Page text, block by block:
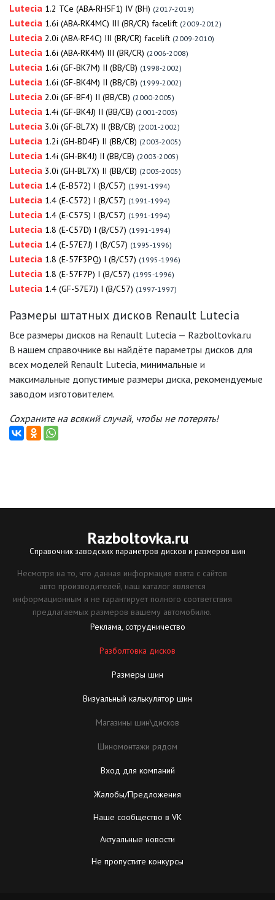
Lutecia 1.2 TCe (ABA-RH5F1) IV (BH) (2017-2019)
Lutecia 1.6i (ABA-RK4MC) III (BR/CR) facelift (2009-2012)
Lutecia 2.0i (ABA-RF4C) III (BR/CR) facelift (2009-2010)
Lutecia 1.6i (ABA-RK4M) III (BR/CR) (2006-2008)
Lutecia 1.6i (GF-BK7M) II (BB/CB) (1998-2002)
Lutecia 1.6i (GF-BK4M) II (BB/CB) (1999-2002)
Lutecia 2.0i (GF-BF4) II (BB/CB) (2000-2005)
Lutecia 1.4i (GF-BK4J) II (BB/CB) (2001-2003)
Lutecia 3.0i (GF-BL7X) II (BB/CB) (2001-2002)
Lutecia 1.2i (GH-BD4F) II (BB/CB) (2003-2005)
Lutecia 1.4i (GH-BK4J) II (BB/CB) (2003-2005)
Lutecia 3.0i (GH-BL7X) II (BB/CB) (2003-2005)
Lutecia 1.4 (E-B572) I (B/C57) (1991-1994)
Lutecia 1.4 (E-C572) I (B/C57) (1991-1994)
Lutecia 1.4 (E-C575) I (B/C57) (1991-1994)
Lutecia 1.8 (E-C57D) I (B/C57) (1991-1994)
Lutecia 1.4 (E-57E7J) I (B/C57) (1995-1996)
Lutecia 1.8 (E-57F3PQ) I (B/C57) (1995-1996)
Lutecia 1.8 (E-57F7P) I (B/C57) (1995-1996)
Lutecia 1.4 (GF-57E7J) I (B/C57) (1997-1997)
Размеры штатных дисков Renault Lutecia
Все размеры дисков на Renault Lutecia — Razboltovka.ru
В нашем справочнике вы найдёте параметры дисков для
всех моделей Renault Lutecia, минимальные и
максимальные допустимые размеры диска, рекомендуемые
заводом изготовителем.
Сохраните на всякий случай, чтобы не потерять!
Razboltovka.ru
Справочник заводских параметров дисков и размеров шин
Несмотря на то, что данная информация взята с сайтов
авто производителей, наш каталог является
информационным и не гарантирует полного соответствия
предлагаемых размеров вашему автомобилю.
Реклама, сотрудничество
Разболтовка дисков
Размеры шин
Визуальный калькулятор шин
Магазины шин\дисков
Шиномонтажи рядом
Вход для компаний
Жалобы/Предложения
Наше сообщество в VK
Актуальные новости
Не пропустите конкурсы